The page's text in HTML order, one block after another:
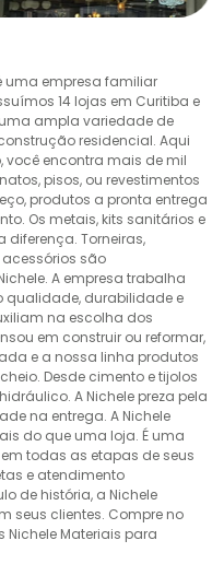
uma empresa familiar
14 lojas em Curitiba e
ampla variedade de
residencial. Aqui
você encontra mais de mil
pisos, ou revestimentos
produtos a pronta entrega
Os metais, kits sanitários e
Torneiras,
são
A empresa trabalha
durabilidade e
na escolha dos
em construir ou reformar,
e a nossa linha produtos
Desde cimento e tijolos
A Nichele preza pela
na entrega. A Nichele
do que uma loja. É uma
todas as etapas de seus
e atendimento
de história, a Nichele
seus clientes. Compre no
Nichele Materiais para